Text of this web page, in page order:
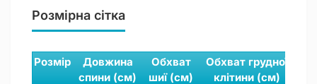
Розмірна сітка
Розмір
Довжина
спини (см)
Обхват
шиї (см)
Обхват грудної
клітини (см)